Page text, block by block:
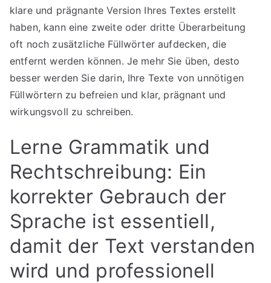
klare und prägnante Version Ihres Textes erstellt
haben, kann eine zweite oder dritte Überarbeitung
oft noch zusätzliche Füllwörter aufdecken, die
entfernt werden können. Je mehr Sie üben, desto
besser werden Sie darin, Ihre Texte von unnötigen
Füllwörtern zu befreien und klar, prägnant und
wirkungsvoll zu schreiben.
Lerne Grammatik und
Rechtschreibung: Ein
korrekter Gebrauch der
Sprache ist essentiell,
damit der Text verstanden
wird und professionell